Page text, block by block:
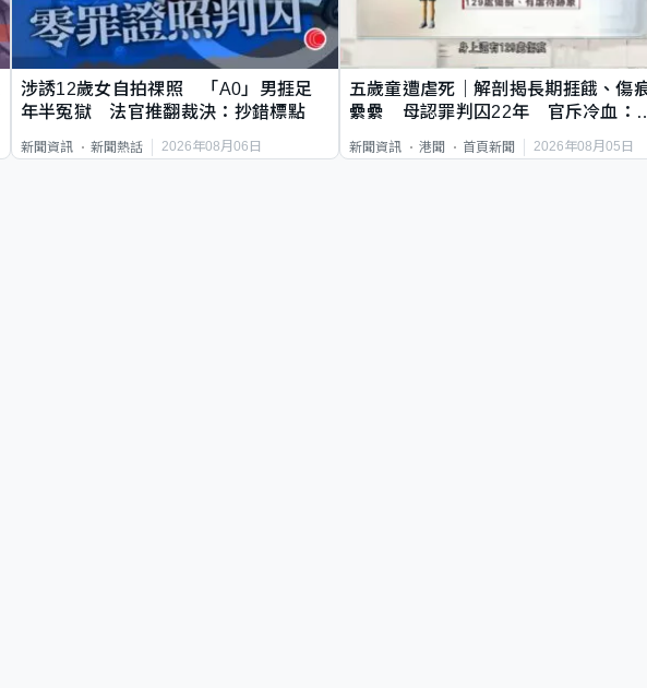
涉誘12歲女自拍祼照 「A0」男捱足
年半冤獄 法官推翻裁決：抄錯標點
新聞資訊 新聞熱話 2026年08月06日
五歲童遭虐死｜解剖揭長期捱餓、傷
纍纍 母認罪判囚22年 官斥冷血：
新聞資訊 港聞 首頁新聞 2026年08月05日